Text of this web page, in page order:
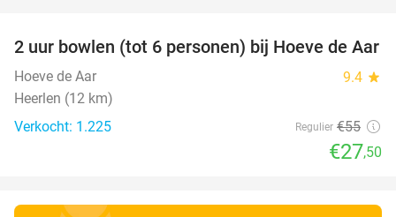
50%
2 uur bowlen (tot 6 personen) bij Hoeve de Aar
Hoeve de Aar 9.4 star
Heerlen (12 km)
Verkocht: 1.225
Regulier €55
€27,50